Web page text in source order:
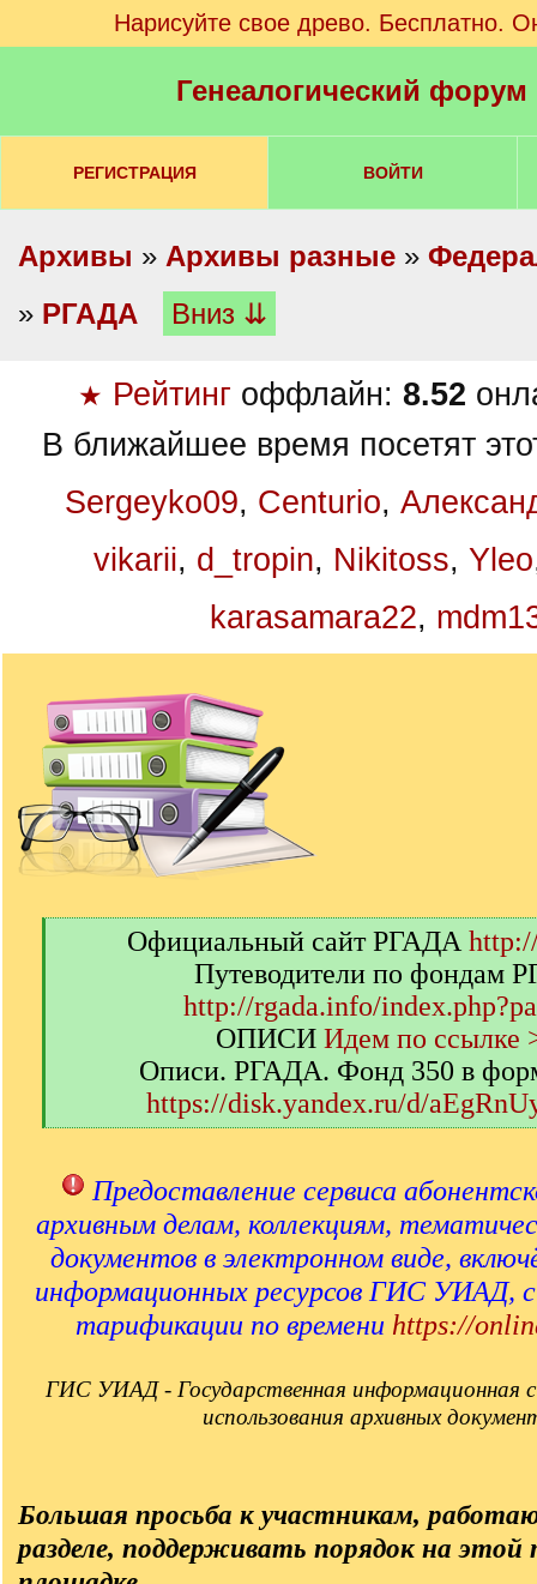
Нарисуйте свое древо. Бесплатно.
Генеалогический
РЕГИСТРАЦИЯ ВОЙТИ
Архивы » Архивы разные »
» РГАДА Вниз ⇊
★ Рейтинг оффлайн: 8.52
В ближайшее время посетят
Sergeyko09, Centurio,
vikarii, d_tropin, Nikitoss, Yleo
karasamara22,
Официальный сайт РГАДА
Путеводители по фондам
http://rgada.info/
ОПИСИ Идем по ссылке
Описи. РГАДА. Фонд 350 в
https://disk.yandex.ru/d/
[
Предоставление сервиса
архивным делам, коллекциям,
документов в электронном виде,
информационных ресурсов ГИС УИАД,
тарификации по времени https://
ГИС УИАД - Государственная информационная
использования архивных
Большая просьба к участникам,
разделе, поддерживать порядок на этой